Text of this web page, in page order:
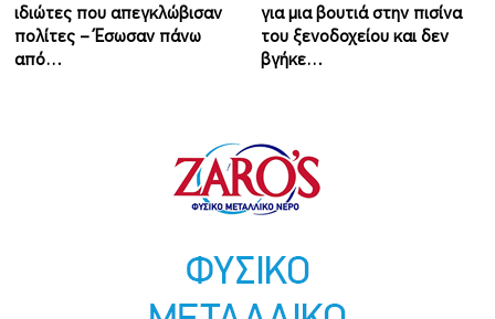
ιδιώτες που απεγκλώβισαν
πολίτες – Έσωσαν πάνω
από…
για μια βουτιά στην πισίνα
του ξενοδοχείου και δεν
βγήκε…